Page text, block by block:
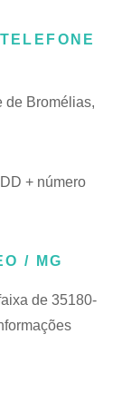
de Bromélias,
+ número
/ MG
de 35180-